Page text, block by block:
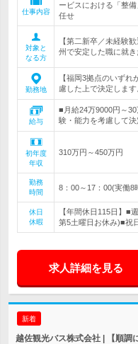
仕事内容
ービスにおける「整
任せ
対象と
なる方
【第二新卒／未経験
州で安定した職に就
勤務地
【福岡3拠点のいず
慮した上で決定しま
給与
■月給24万9000円～
験・能力を考慮して決
初年度
年収
310万円～450万円
勤務
時間
8：00～17：00(実働8
休日
休暇
【年間休日115日】■
第5土曜日お休み)■祝
求人詳細を見る
新着
越佐観光バス株式会社 | 【順調